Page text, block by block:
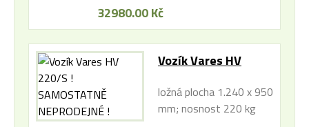
pohonnými jednotkami Panter
32980.00 Kč
Vozík Vares HV
SAMOSTATNĚ
NEPRODEJNÉ !
ložná plocha 1.240 x 950
mm; nosnost 220 kg